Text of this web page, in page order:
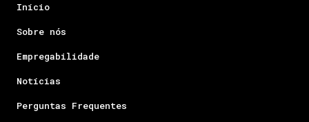
Início
Sobre nós
Empregabilidade
Notícias
Perguntas Frequentes